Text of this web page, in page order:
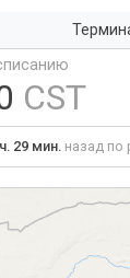
CST
29 мин. назад по